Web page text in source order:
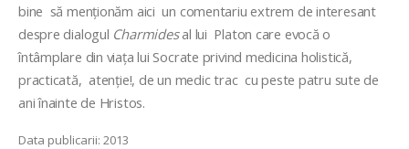
bine să menționăm aici un comentariu extrem de interesant
despre dialogul Charmidesal lui Platon care evocă o
întâmplare din viața lui Socrate privind medicina holistică,
practicată, atenție!, de un medic trac cu peste patru sute de
ani înainte de Hristos.
Data publicarii: 2013